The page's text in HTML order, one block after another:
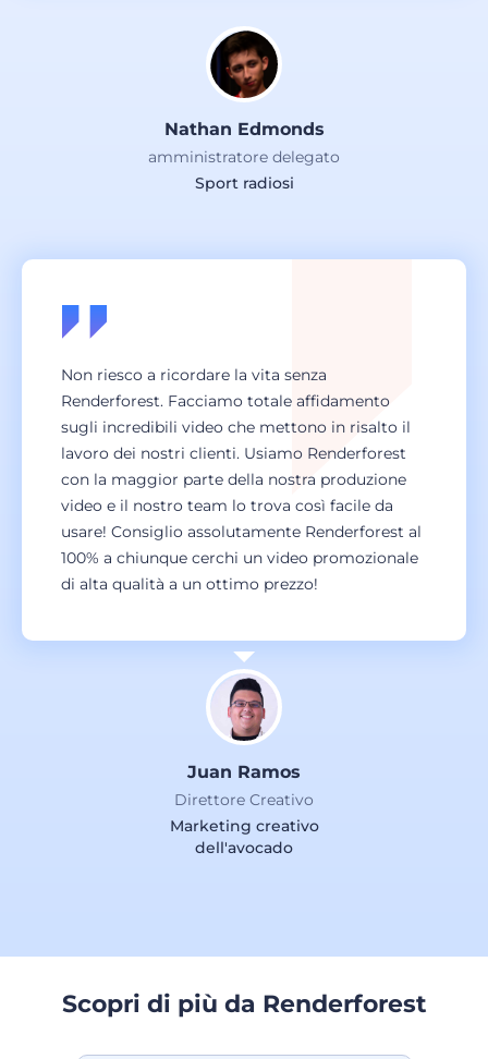
Nathan Edmonds
amministratore delegato
Sport radiosi
Non riesco a ricordare la vita senza
Renderforest. Facciamo totale affidamento
sugli incredibili video che mettono in risalto il
lavoro dei nostri clienti. Usiamo Renderforest
con la maggior parte della nostra produzione
video e il nostro team lo trova così facile da
usare! Consiglio assolutamente Renderforest al
100% a chiunque cerchi un video promozionale
di alta qualità a un ottimo prezzo!
Juan Ramos
Direttore Creativo
Marketing creativo
dell'avocado
Scopri di più da Renderforest